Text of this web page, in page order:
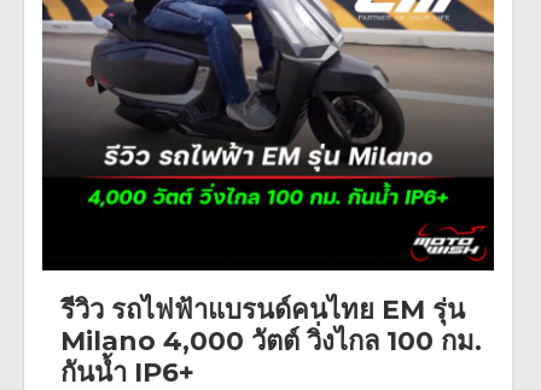
รีวิว รถไฟฟ้าแบรนด์คนไทย EM รุ่น
Milano 4,000 วัตต์ วิ่งไกล 100 กม.
กันน้ำ IP6+